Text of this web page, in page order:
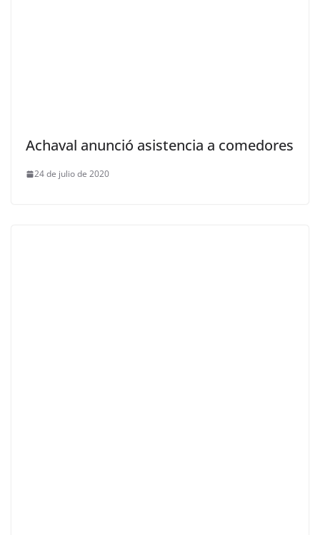
Achaval anunció asistencia a comedores
24 de julio de 2020